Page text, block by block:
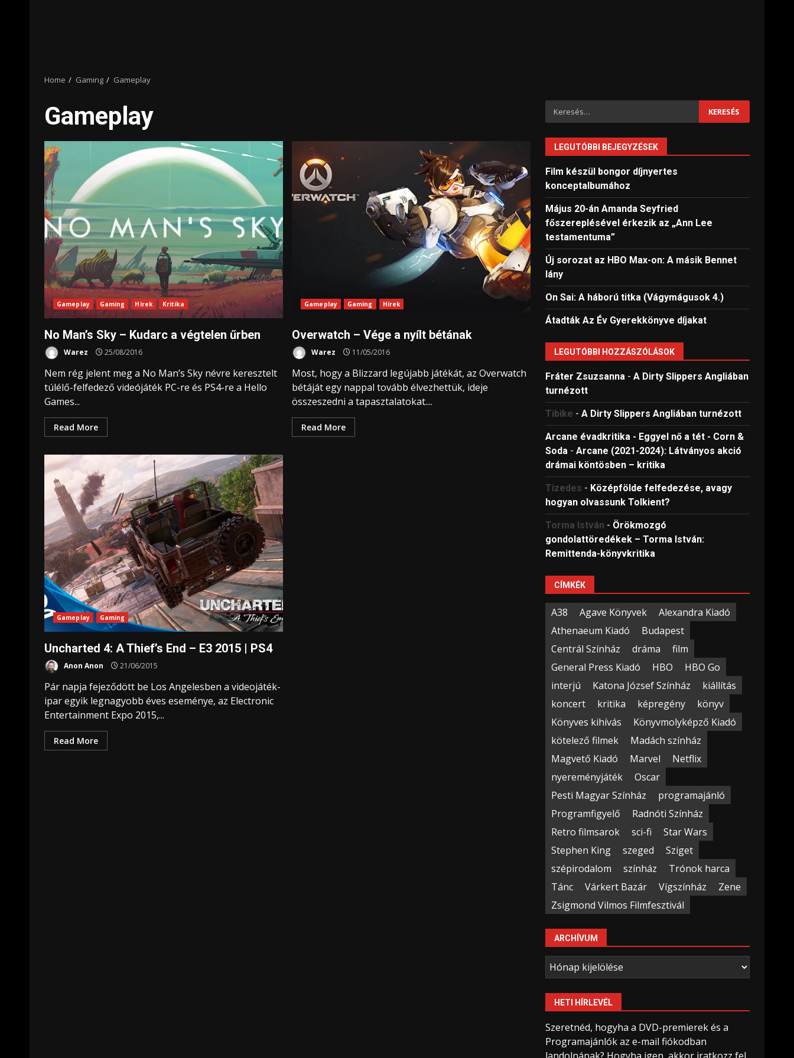
Home Gaming Gameplay
Gameplay
Gameplay Gaming Hírek Kritika
No Man’s Sky – Kudarc a végtelen űrben
Warez 25/08/2016
Nem rég jelent meg a No Man’s Sky névre keresztelt
túlélő-felfedező videójáték PC-re és PS4-re a Hello
Games...
Read More
Gameplay Gaming Hírek
Overwatch – Vége a nyílt bétának
Warez 11/05/2016
Most, hogy a Blizzard legújabb játékát, az Overwatch
bétáját egy nappal tovább élvezhettük, ideje
összeszedni a tapasztalatokat....
Read More
Gameplay Gaming
Uncharted 4: A Thief’s End – E3 2015 | PS4
Anon Anon 21/06/2015
Pár napja fejeződött be Los Angelesben a videojáték-
ipar egyik legnagyobb éves eseménye, az Electronic
Entertainment Expo 2015,...
Read More
Keresés:
LEGUTÓBBI BEJEGYZÉSEK
Film készül bongor díjnyertes
konceptalbumához
Május 20-án Amanda Seyfried
főszereplésével érkezik az „Ann Lee
testamentuma”
Új sorozat az HBO Max-on: A másik Bennet
lány
On Sai: A ​háború titka (Vágymágusok 4.)
Átadták Az Év Gyerekkönyve díjakat
LEGUTÓBBI HOZZÁSZÓLÁSOK
Fráter Zsuzsanna -A Dirty Slippers Angliában
turnézott
Tibike -A Dirty Slippers Angliában turnézott
Arcane évadkritika - Eggyel nő a tét - Corn &
Soda -Arcane (2021-2024): Látványos akció
drámai köntösben – kritika
Tizedes - Középfölde felfedezése, avagy
hogyan olvassunk Tolkient?
Torma István - Örökmozgó
gondolattöredékek – Torma István:
Remittenda-könyvkritika
CÍMKÉK
A38 Agave Könyvek
Alexandra Kiadó
Athenaeum Kiadó
Budapest
Centrál Színház
dráma
film
General Press Kiadó
HBO
HBO Go
interjú
Katona József Színház
kiállítás
koncert
kritika képregény
könyv
Könyves kihívás
Könyvmolyképző Kiadó
kötelező filmek
Madách színház
Magvető Kiadó
Marvel
Netflix
nyereményjáték
Oscar
Pesti Magyar Színház
programajánló
Programfigyelő
Radnóti Színház
Retro filmsarok
sci-fi
Star Wars
Stephen King
szeged
Sziget
szépirodalom
színház
Trónok harca
Tánc
Várkert Bazár Vígszínház
Zene
Zsigmond Vilmos Filmfesztivál
ARCHÍVUM
Archívum
HETI HÍRLEVÉL
Szeretnéd, hogyha a DVD-premierek és a
Programajánlók az e-mail fiókodban